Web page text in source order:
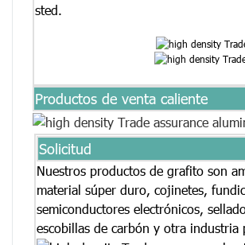
sted.
Productos de venta caliente
Solicitud
Nuestros productos de grafito son
material súper duro, cojinetes,
semiconductores electrónicos,
escobillas de carbón y otra industria